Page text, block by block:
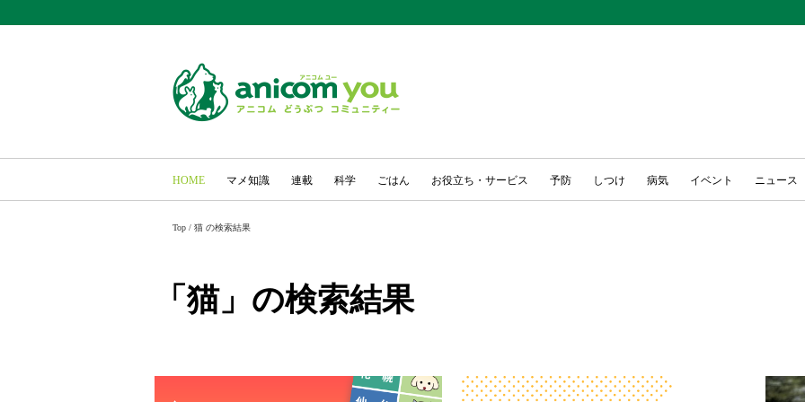
HOME マメ知識 連載 科学 ごはん お役立ち・サービス 予防 しつけ 病気 イベント ニュース
Top / 猫 の検索結果
「猫」の検索結果